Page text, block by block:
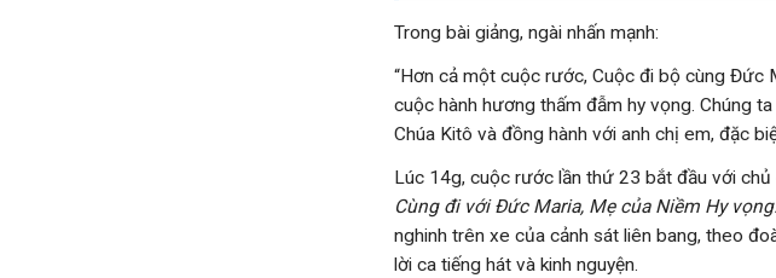
Trong bài giảng, ngài nhấn mạnh:
“Hơn cả một cuộc rước, Cuộc đi bộ cùng
cuộc hành hương thấm đẫm hy vọng. Chúng
Chúa Kitô và đồng hành với anh chị em, đặc
Lúc 14g, cuộc rước lần thứ 23 bắt đầu với chủ
Cùng đi với Đức Maria, Mẹ của Niềm Hy
nghinh trên xe của cảnh sát liên bang, theo
lời ca tiếng hát và kinh nguyện.